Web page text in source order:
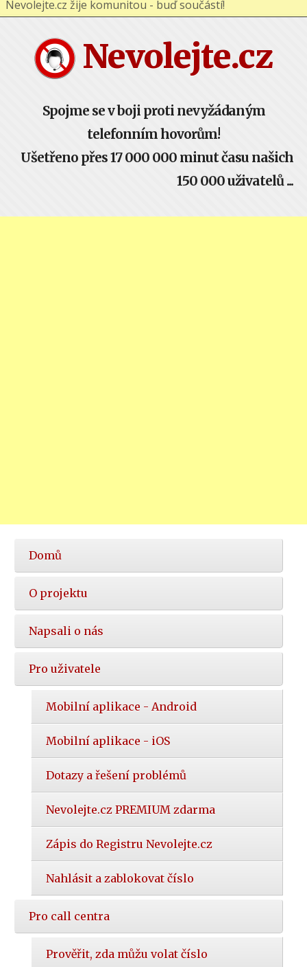
Nevolejte.cz
Spojme se v boji proti nevyžádaným
telefonním hovorům!
Ušetřeno přes 17 000 000 minut času našich
150 000 uživatelů ...
Hlavní
nabídka
Domů
O projektu
Napsali o nás
Pro uživatele
Mobilní aplikace - Android
Mobilní aplikace - iOS
Dotazy a řešení problémů
Nevolejte.cz PREMIUM zdarma
Zápis do Registru Nevolejte.cz
Nahlásit a zablokovat číslo
Pro call centra
Prověřit, zda můžu volat číslo
Nevolejte.cz žije komunitou - buď součástí!